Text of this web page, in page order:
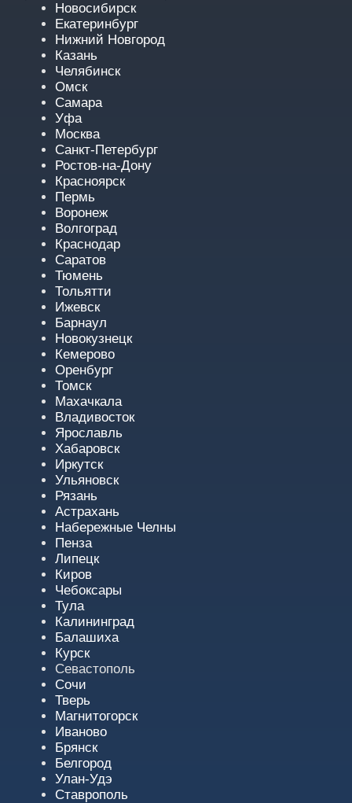
Новосибирск
Екатеринбург
Нижний Новгород
Казань
Челябинск
Омск
Самара
Уфа
Москва
Санкт-Петербург
Ростов-на-Дону
Красноярск
Пермь
Воронеж
Волгоград
Краснодар
Саратов
Тюмень
Тольятти
Ижевск
Барнаул
Новокузнецк
Кемерово
Оренбург
Томск
Махачкала
Владивосток
Ярославль
Хабаровск
Иркутск
Ульяновск
Рязань
Астрахань
Набережные Челны
Пенза
Липецк
Киров
Чебоксары
Тула
Калининград
Балашиха
Курск
Севастополь
Сочи
Тверь
Магнитогорск
Иваново
Брянск
Белгород
Улан-Удэ
Ставрополь